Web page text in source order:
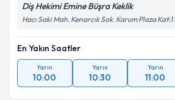
Diş Hekimi Emine Büşra Keklik
Hacı Saki Mah. Kenarcık Sok. Karum Plaza
En Yakın Saatler
Yarın
10:00
Yarın
10:30
Yarın
11:00